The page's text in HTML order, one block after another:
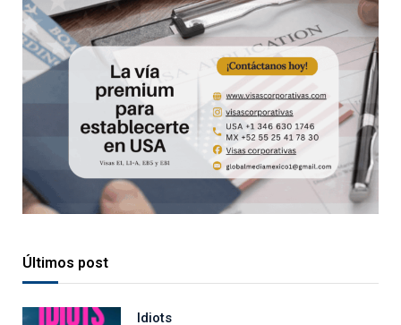
Últimos post
Idiots